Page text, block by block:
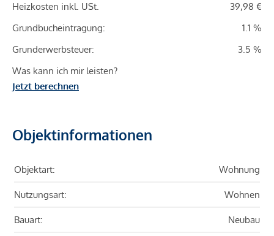
Heizkosten inkl. USt.
39,98 €
Grundbucheintragung:
1.1 %
Grunderwerbsteuer:
3.5 %
Was kann ich mir leisten?
Jetzt berechnen
Objektinformationen
Objektart: Wohnung
Nutzungsart: Wohnen
Bauart: Neubau